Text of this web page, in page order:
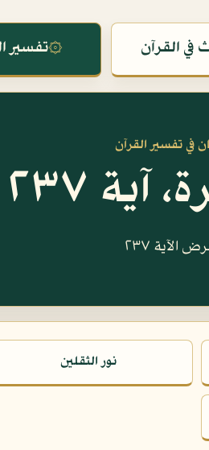
في القرآن ۞تفسير
في تفسير القرآن
٢٣٧
الآية ٢٣٧
نور الثقلين